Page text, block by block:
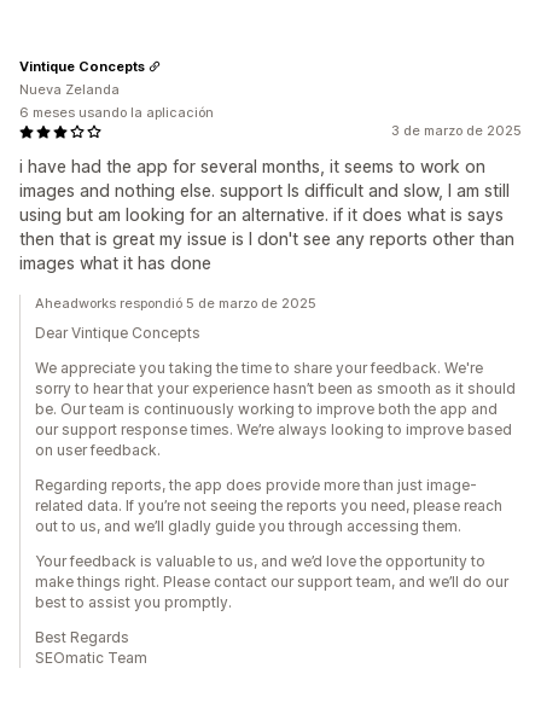
3 de marzo de 2025
i have had the app for several months, it seems to work on
images and nothing else. support Is difficult and slow, I am still
using but am looking for an alternative. if it does what is says
then that is great my issue is I don't see any reports other than
images what it has done
Vintique Concepts
Nueva Zelanda
6 meses usando la aplicación
Aheadworks respondió 5 de marzo de 2025
Dear Vintique Concepts
We appreciate you taking the time to share your feedback. We're
sorry to hear that your experience hasn’t been as smooth as it should
be. Our team is continuously working to improve both the app and
our support response times. We’re always looking to improve based
on user feedback.
Regarding reports, the app does provide more than just image-
related data. If you’re not seeing the reports you need, please reach
out to us, and we’ll gladly guide you through accessing them.
Your feedback is valuable to us, and we’d love the opportunity to
make things right. Please contact our support team, and we’ll do our
best to assist you promptly.
Best Regards
SEOmatic Team